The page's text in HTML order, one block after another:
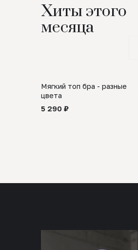
Хиты этого
месяца
Мягкий топ бра - разные
цвета
5 290 ₽